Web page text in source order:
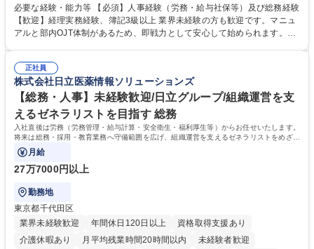
度改定などのコア業務にも挑戦できる、やりがいある環境です。 ■勤怠管
理、給与計算、社会保険手続き、年末調整等の労務管理全般 ■入退社手続
き、社内規定の改定や人事制度改定などのコア業務 ■社内イベントの企画
でも質問・相談できる環境が整っているため、安心して成長できます。 募
集職種 【森ビルG】人事・総務◆賞与5ヶ月◆年休120日◆残業少なめ◆
リモート可
必要な経験・能力等 【必須】人事経験（労務・給与社保等）及び総務経験
【歓迎】経理実務経験、簿記3級以上 業界未経験の方も歓迎です。マニュ
アルと部内OJT体制があるため、即戦力として安心して始められます。
務に挑戦できるため、自身の成長と組織への貢献度をダイレクトに実感で
きます。 残業少なめ、週1日リモート可など、ワークライフバランスを保
ち長期活躍できる環境です。 「これまでの幅広い経験を活かし、長期的な
キャリアを築きたい」という前向きな意欲と挑戦を全力で応援します。 学
歴・資格 学歴：大学院 大学 高専 短大 専修学校 高校 語学力： 資格：日商
簿記検定1級 日商簿記検定2級 日商簿記検定3級
正社員
株式会社日立医薬情報ソリューションズ
【総務・人事】未経験歓迎/日立グループ/組織運営を支
えるゼネラリストを目指す 総務
入社直後は労務（労務管理・給与計算・安全衛生・福利厚生等）からお任せいたします。
将来は総務・採用・教育業務へ守備範囲を広げ、組織運営を支えるゼネラリストをめざせ
ます。
月給
27万7000円以上
勤務地
東京都千代田区
業界未経験歓迎
年間休日120日以上
資格取得支援あり
介護休暇あり
月平均残業時間20時間以内 未経験者歓迎